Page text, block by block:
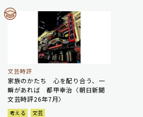
文芸時評
家族のかたち 心を配り合う、一
瞬があれば 都甲幸治〈朝日新聞
文芸時評26年7月〉
考える
文芸